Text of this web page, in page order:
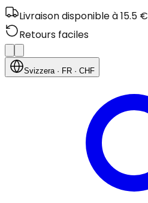
Livraison disponible à 15.5 €
Retours faciles
Svizzera· FR · CHF